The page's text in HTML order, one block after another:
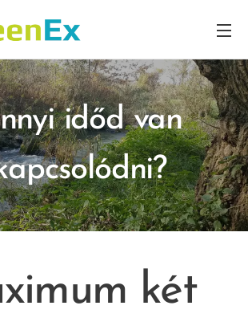
időd van
két